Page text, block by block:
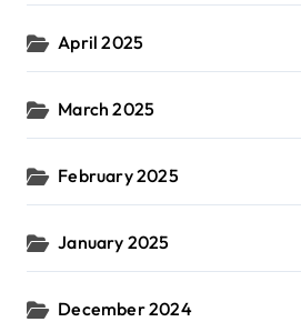
April 2025
March 2025
February 2025
January 2025
December 2024